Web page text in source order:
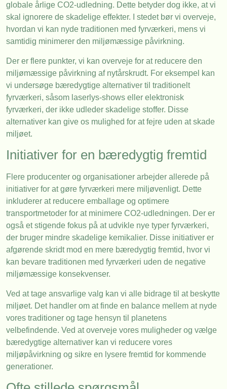
globale årlige CO2-udledning. Dette betyder dog ikke, at vi
skal ignorere de skadelige effekter. I stedet bør vi overveje,
hvordan vi kan nyde traditionen med fyrværkeri, mens vi
samtidig minimerer den miljømæssige påvirkning.
Der er flere punkter, vi kan overveje for at reducere den
miljømæssige påvirkning af nytårskrudt. For eksempel kan
vi undersøge bæredygtige alternativer til traditionelt
fyrværkeri, såsom laserlys-shows eller elektronisk
fyrværkeri, der ikke udleder skadelige stoffer. Disse
alternativer kan give os mulighed for at fejre uden at skade
miljøet.
Initiativer for en bæredygtig fremtid
Flere producenter og organisationer arbejder allerede på
initiativer for at gøre fyrværkeri mere miljøvenligt. Dette
inkluderer at reducere emballage og optimere
transportmetoder for at minimere CO2-udledningen. Der er
også et stigende fokus på at udvikle nye typer fyrværkeri,
der bruger mindre skadelige kemikalier. Disse initiativer er
afgørende skridt mod en mere bæredygtig fremtid, hvor vi
kan bevare traditionen med fyrværkeri uden de negative
miljømæssige konsekvenser.
Ved at tage ansvarlige valg kan vi alle bidrage til at beskytte
miljøet. Det handler om at finde en balance mellem at nyde
vores traditioner og tage hensyn til planetens
velbefindende. Ved at overveje vores muligheder og vælge
bæredygtige alternativer kan vi reducere vores
miljøpåvirkning og sikre en lysere fremtid for kommende
generationer.